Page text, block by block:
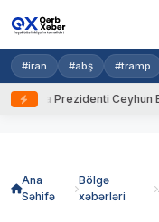
#iran #abş #tramp
Prezidenti Ceyhun
Ana
Səhifə
Bölgə
xəbərləri